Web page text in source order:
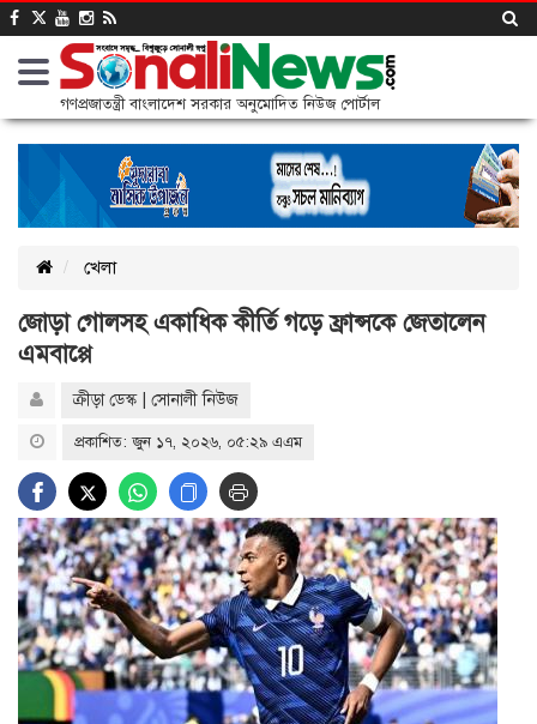
গণপ্রজাতন্ত্রী বাংলাদেশ সরকার অনুমোদিত নিউজ পোর্টাল
খেলা
জোড়া গোলসহ একাধিক কীর্তি গড়ে ফ্রান্সকে জেতালেন
এমবাপ্পে
ক্রীড়া ডেস্ক | সোনালী নিউজ
প্রকাশিত: জুন ১৭, ২০২৬, ০৫:২৯ এএম